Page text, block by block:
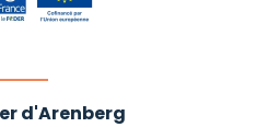
d'Arenberg